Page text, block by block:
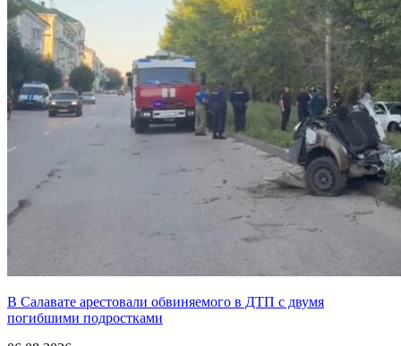
В Салавате арестовали обвиняемого в ДТП с двумя
погибшими подростками